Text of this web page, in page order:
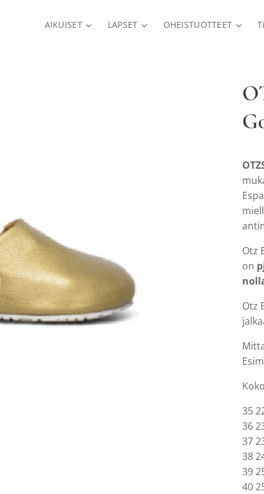
AIKUISET LAPSET OHEISTUOTTEET
Otz
on
Otz
35
36
37
38
39
40